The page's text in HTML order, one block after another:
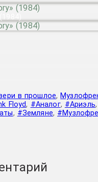
в прошлое,
Floyd, #Аналог, #Ариэль,
, #Земляне,